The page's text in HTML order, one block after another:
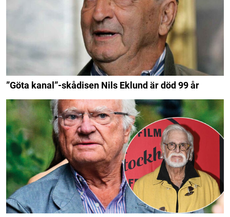
”Göta kanal”-skådisen Nils Eklund är död 99 år